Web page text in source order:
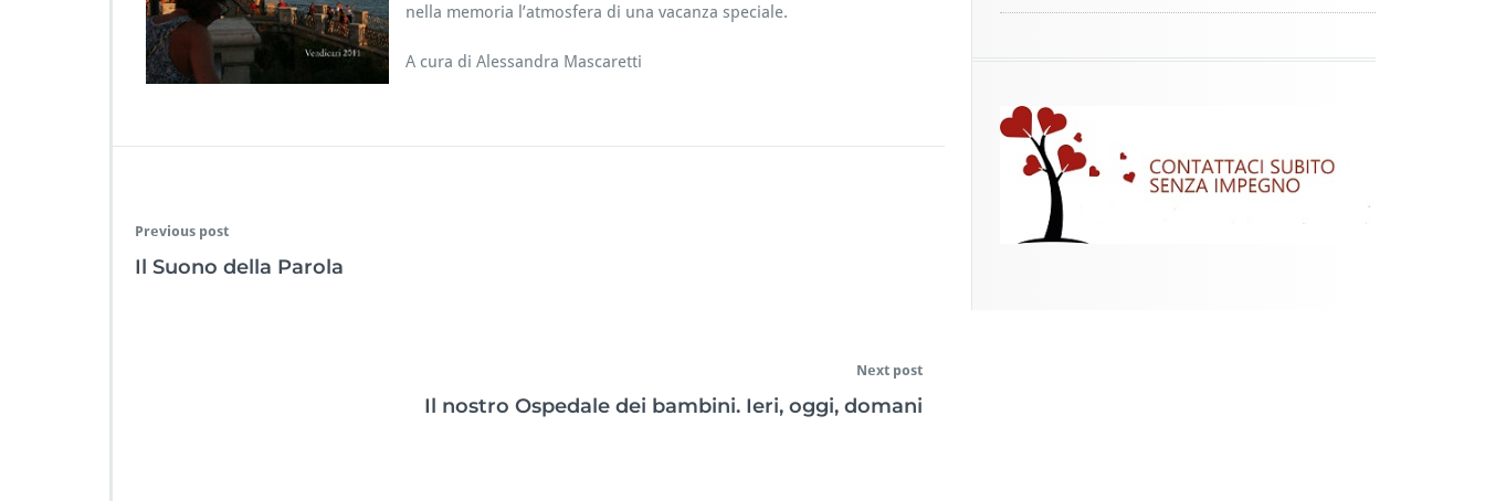
nella memoria l’atmosfera di una vacanza speciale.
A cura di Alessandra Mascaretti
Previous post
Il Suono della Parola
Next post
Il nostro Ospedale dei bambini. Ieri, oggi, domani